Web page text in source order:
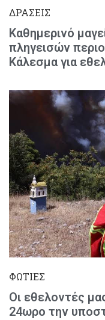
ΔΡΑΣΕΙΣ
Καθημερινό
πληγεισών
Κάλεσμα για
ΦΩΤΙΕΣ
Οι εθελοντές
24ωρο την